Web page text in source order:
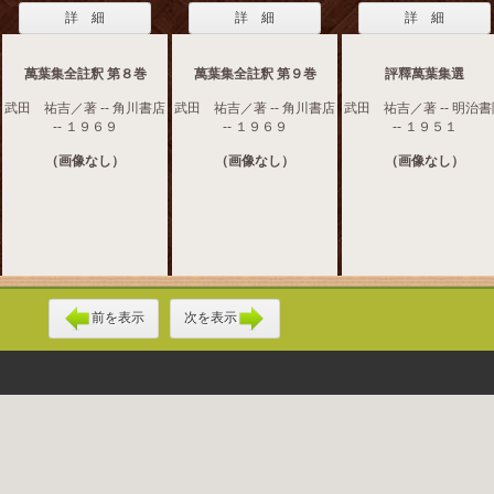
詳 細
萬葉集全註釈 第８巻
武田 祐吉／著 -- 角川書店
-- １９６９
（画像なし）
詳 細
萬葉集全註釈 第９巻
武田 祐吉／著 -- 角川書店
-- １９６９
（画像なし）
詳 細
評釋萬葉集選
武田 祐吉／著 -- 明治書
-- １９５１
（画像なし）
前を表示 次を表示